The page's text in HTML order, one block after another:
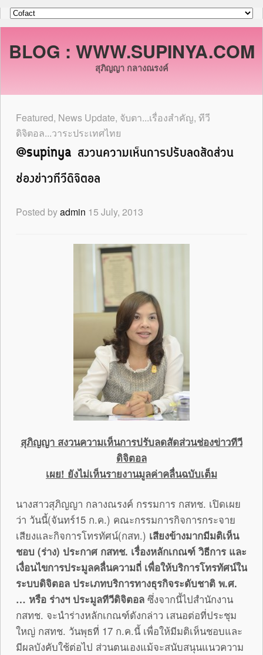
BLOG : WWW.SUPINYA.COM
สุภิญญา กลางณรงค์
Featured, News Update, จับตา...เรื่องสำคัญ, ทีวี
ดิจิตอล...วาระประเทศไทย
@supinya สงวนความเห็นการปรับลดสัดส่วน
ช่องข่าวทีวีดิจิตอล
Posted byadmin 15 July, 2013
สุภิญญา สงวนความเห็นการปรับลดสัดส่วนช่องข่าวทีวี
ดิจิตอล
เผย! ยังไม่เห็นรายงานมูลค่าคลื่นฉบับเต็ม
นางสาวสุภิญญา กลางณรงค์ กรรมการ กสทช. เปิดเผย
ว่า วันนี้(จันทร์15 ก.ค.) คณะกรรมการกิจการกระจาย
เสียงและกิจการโทรทัศน์(กสท.) เสียงข้างมากมีมติเห็น
ชอบ (ร่าง) ประกาศ กสทช. เรื่องหลักเกณฑ์ วิธีการ และ
เงื่อนไขการประมูลคลื่นความถี่ เพื่อให้บริการโทรทัศน์ใน
ระบบดิจิตอล ประเภทบริการทางธุรกิจระดับชาติ พ.ศ.
… หรือ ร่างฯ ประมูลทีวีดิจิตอล ซึ่งจากนี้ไปสำนักงาน
กสทช. จะนำร่างหลักเกณฑ์ดังกล่าว เสนอต่อที่ประชุม
ใหญ่ กสทช. วันพุธที่ 17 ก.ค.นี้ เพื่อให้มีมติเห็นชอบและ
มีผลบังคับใช้ต่อไป ส่วนตนเองแม้จะสนับสนุนแนวความ